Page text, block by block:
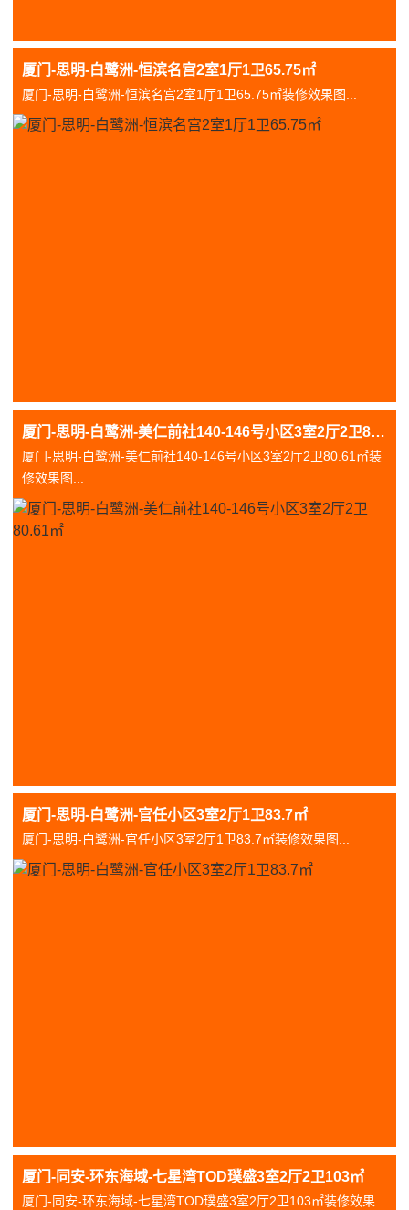
厦门-思明-白鹭洲-恒滨名宫2室1厅1卫65.75㎡
厦门-思明-白鹭洲-恒滨名宫2室1厅1卫65.75㎡装修效果图...
厦门-思明-白鹭洲-美仁前社140-146号小区3室2厅2卫80.61㎡
厦门-思明-白鹭洲-美仁前社140-146号小区3室2厅2卫80.61㎡装
修效果图...
厦门-思明-白鹭洲-官任小区3室2厅1卫83.7㎡
厦门-思明-白鹭洲-官任小区3室2厅1卫83.7㎡装修效果图...
厦门-同安-环东海域-七星湾TOD璞盛3室2厅2卫103㎡
厦门-同安-环东海域-七星湾TOD璞盛3室2厅2卫103㎡装修效果